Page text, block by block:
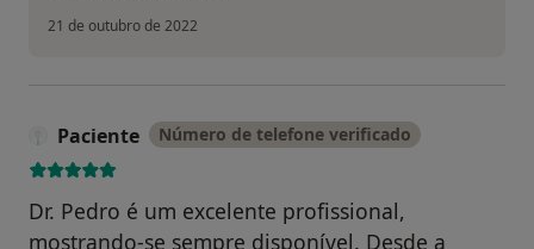
21 de outubro de 2022
Paciente Número de telefone verificado
Dr. Pedro é um excelente profissional,
mostrando-se sempre disponível. Desde a